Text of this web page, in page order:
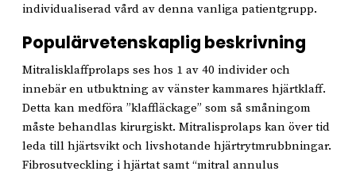
individualiserad vård av denna vanliga patientgrupp.
Populärvetenskaplig beskrivning
Mitralisklaffprolaps ses hos 1 av 40 individer och
innebär en utbuktning av vänster kammares hjärtklaff.
Detta kan medföra ”klaffläckage” som så småningom
måste behandlas kirurgiskt. Mitralisprolaps kan över tid
leda till hjärtsvikt och livshotande hjärtrytmrubbningar.
Fibrosutveckling i hjärtat samt “mitral annulus